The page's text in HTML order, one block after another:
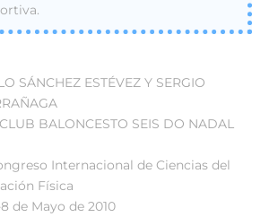
SÁNCHEZ ESTÉVEZ Y SERGIO
CLUB BALONCESTO SEIS DO NADAL
Internacional de Ciencias del
Física
de Mayo de 2010